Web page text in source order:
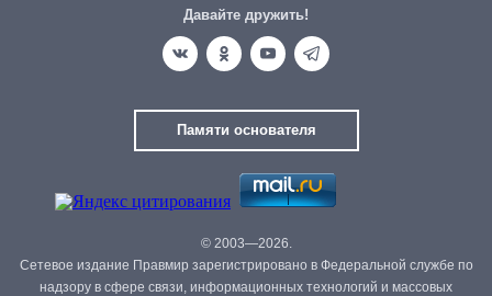
Давайте дружить!
Памяти основателя
© 2003—2026.
Сетевое издание Правмир зарегистрировано в Федеральной службе по
надзору в сфере связи, информационных технологий и массовых